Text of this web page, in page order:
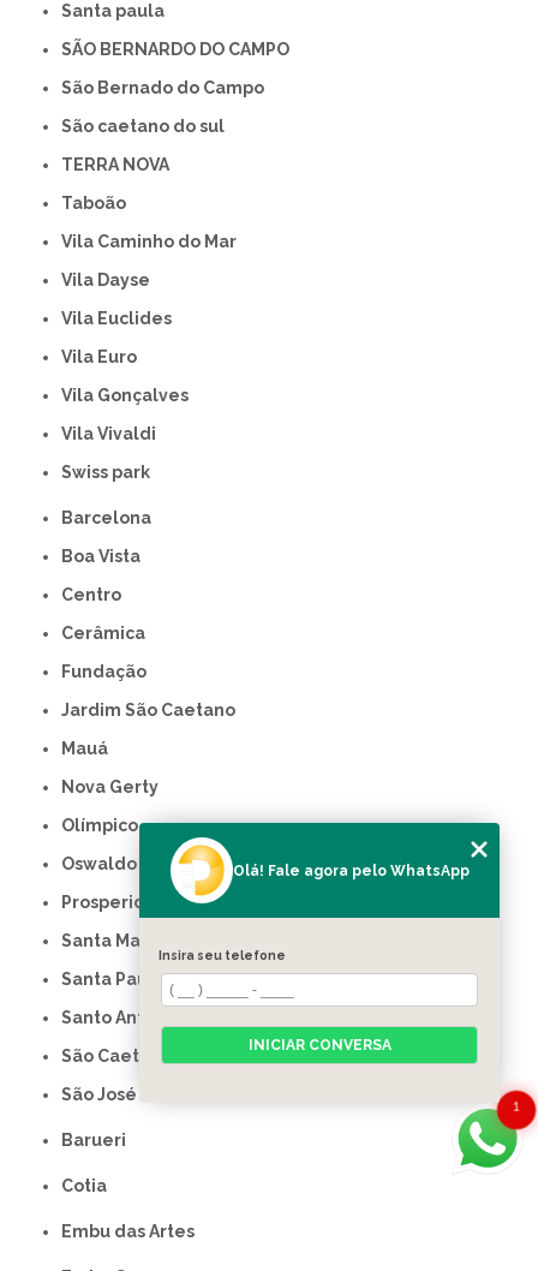
Santa paula
SÃO BERNARDO DO CAMPO
São Bernado do Campo
São caetano do sul
TERRA NOVA
Taboão
Vila Caminho do Mar
Vila Dayse
Vila Euclides
Vila Euro
Vila Gonçalves
Vila Vivaldi
swiss park
Barcelona
Boa Vista
Centro
Cerâmica
Fundação
Jardim São Caetano
Mauá
Nova Gerty
Olímpico
Oswaldo Cruz
Prosperidade
Santa Maria
Santa Paula
Santo Antônio
São Caetano do Sul
São José
Barueri
Cotia
Embu das Artes
1
Olá! Fale agora pelo WhatsApp
Insira seu telefone
INICIAR CONVERSA